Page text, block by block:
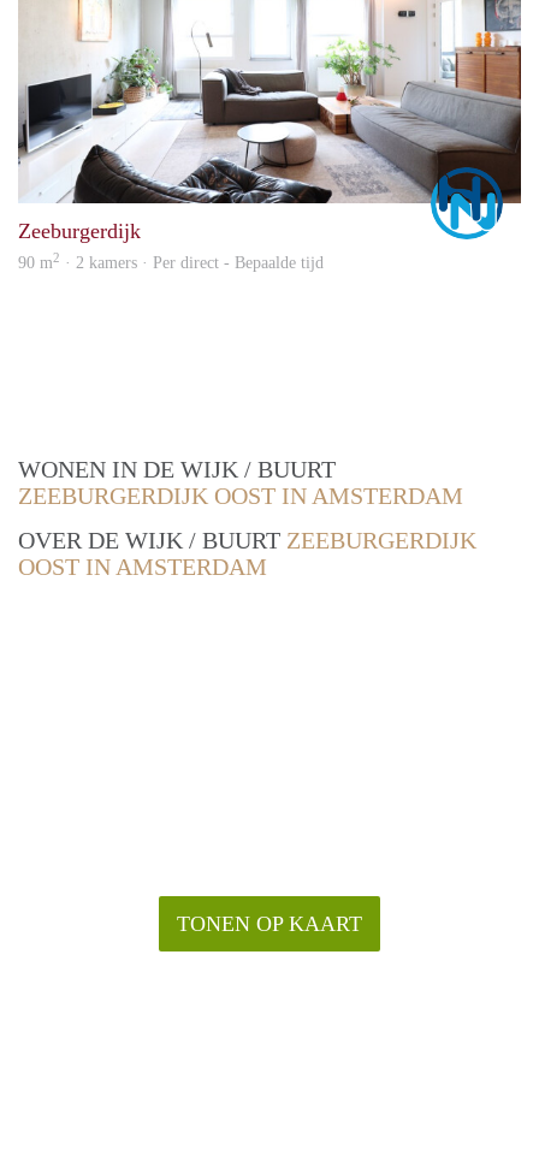
Zeeburgerdijk
90 m2 · 2 kamers · Per direct - Bepaalde tijd
WONEN IN DE WIJK / BUURT
ZEEBURGERDIJK OOST IN AMSTERDAM
OVER DE WIJK / BUURT ZEEBURGERDIJK
OOST IN AMSTERDAM
TONEN OP KAART